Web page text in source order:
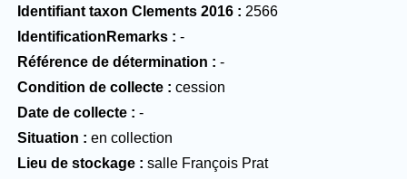
Identifiant taxon Clements 2016
2566
IdentificationRemarks
-
Référence de détermination
-
Condition de collecte
cession
Date de collecte
-
Situation
en collection
Lieu de stockage
salle François Prat